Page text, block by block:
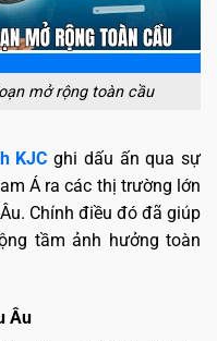
mở rộng toàn cầu
KJC ghi dấu ấn qua sự
Á ra các thị trường lớn
Chính điều đó đã giúp
tầm ảnh hưởng toàn
Âu